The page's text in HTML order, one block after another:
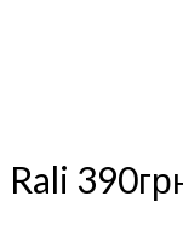
Rali